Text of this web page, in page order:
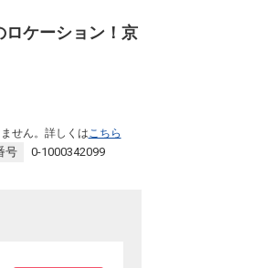
ロケーション！京
せん。詳しくはこちら
号 0-1000342099